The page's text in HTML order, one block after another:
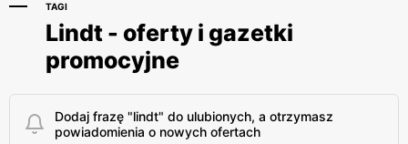
TAGI
Lindt - oferty i gazetki
promocyjne
Dodaj frazę "lindt" do ulubionych, a otrzymasz
powiadomienia o nowych ofertach